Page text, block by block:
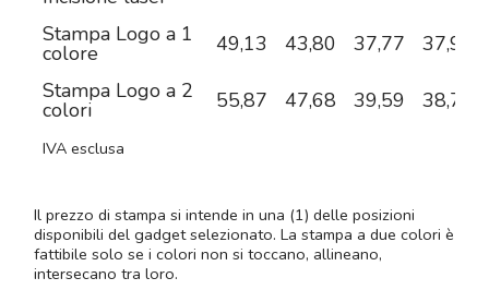
Stampa Logo a 1
colore 49,13 43,80 37,77
37,92
Stampa Logo a 2
colori 55,87 47,68 39,59 38,75
IVA esclusa
Il prezzo di stampa si intende in una (1) delle posizioni
disponibili del gadget selezionato. La stampa a due colori è
fattibile solo se i colori non si toccano, allineano,
intersecano tra loro.